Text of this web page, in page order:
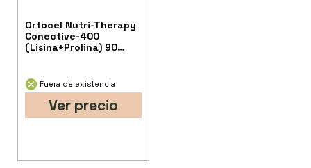
Ortocel Nutri-Therapy
Conective-400
(Lisina+Prolina) 90
Fuera de existencia
Ver precio